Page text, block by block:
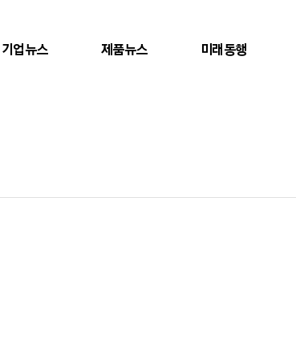
기업뉴스 제품뉴스 미래동행